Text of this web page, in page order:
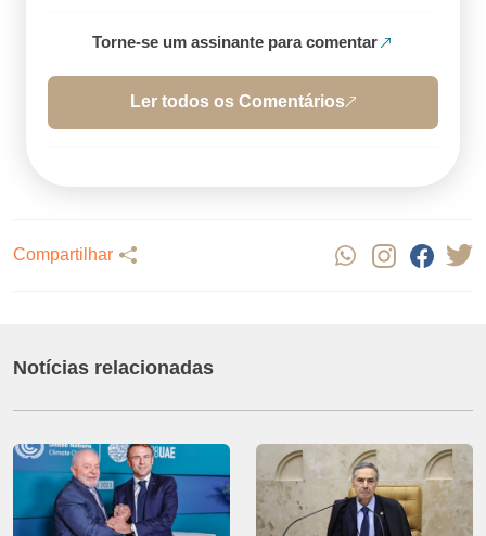
Torne-se um assinante para comentar
Ler todos os Comentários
Compartilhar
Notícias relacionadas